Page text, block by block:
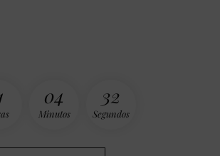
04
Minutos
32
Segundos